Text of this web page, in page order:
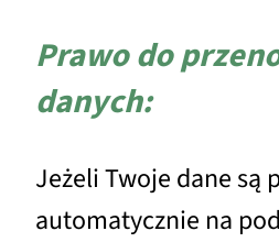
Prawo do
danych:
Jeżeli Twoje dane są
automatycznie na